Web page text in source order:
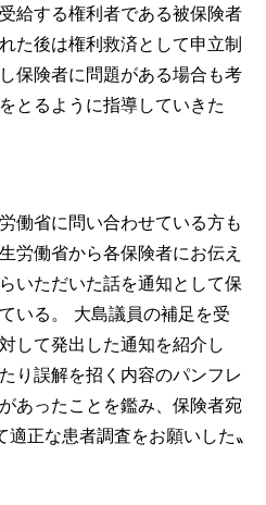
給する権利者である被保険者
た後は権利救済として申立制
保険者に問題がある場合も考
とるように指導していきた
働省に問い合わせている方も
労働省から各保険者にお伝え
いただいた話を通知として保
いる。 大島議員の補足を受
して発出した通知を紹介し
り誤解を招く内容のパンフレ
あったことを鑑み、保険者宛
正な患者調査をお願いした〟